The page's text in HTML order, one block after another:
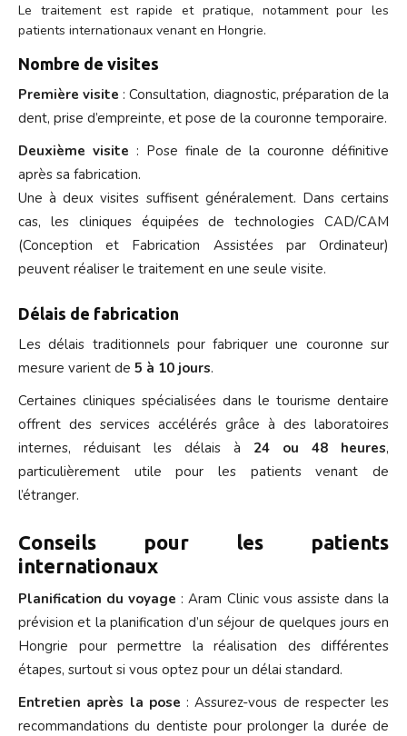
Le traitement est rapide et pratique, notamment pour les
patients internationaux venant en Hongrie.
Nombre de visites
Première visite : Consultation, diagnostic, préparation de la
dent, prise d’empreinte, et pose de la couronne temporaire.
Deuxième visite : Pose finale de la couronne définitive
après sa fabrication.
Une à deux visites suffisent généralement. Dans certains
cas, les cliniques équipées de technologies CAD/CAM
(Conception et Fabrication Assistées par Ordinateur)
peuvent réaliser le traitement en une seule visite.
Délais de fabrication
Les délais traditionnels pour fabriquer une couronne sur
mesure varient de 5 à 10 jours.
Certaines cliniques spécialisées dans le tourisme dentaire
offrent des services accélérés grâce à des laboratoires
internes, réduisant les délais à 24 ou 48 heures,
particulièrement utile pour les patients venant de
l’étranger.
Conseils pour les patients
internationaux
Planification du voyage : Aram Clinic vous assiste dans la
prévision et la planification d’un séjour de quelques jours en
Hongrie pour permettre la réalisation des différentes
étapes, surtout si vous optez pour un délai standard.
Entretien après la pose : Assurez-vous de respecter les
recommandations du dentiste pour prolonger la durée de